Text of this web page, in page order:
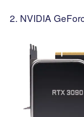
NVIDIA